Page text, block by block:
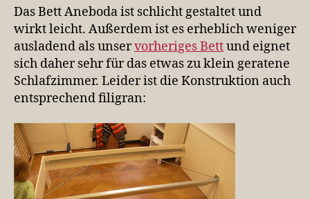
kaufen
heißt
Heimwerker
sein
(2)
Das Bett Aneboda ist schlicht gestaltet und
wirkt leicht. Außerdem ist es erheblich weniger
ausladend als unservorheriges Bettund eignet
sich daher sehr für das etwas zu klein geratene
Schlafzimmer. Leider ist die Konstruktion auch
entsprechend filigran: